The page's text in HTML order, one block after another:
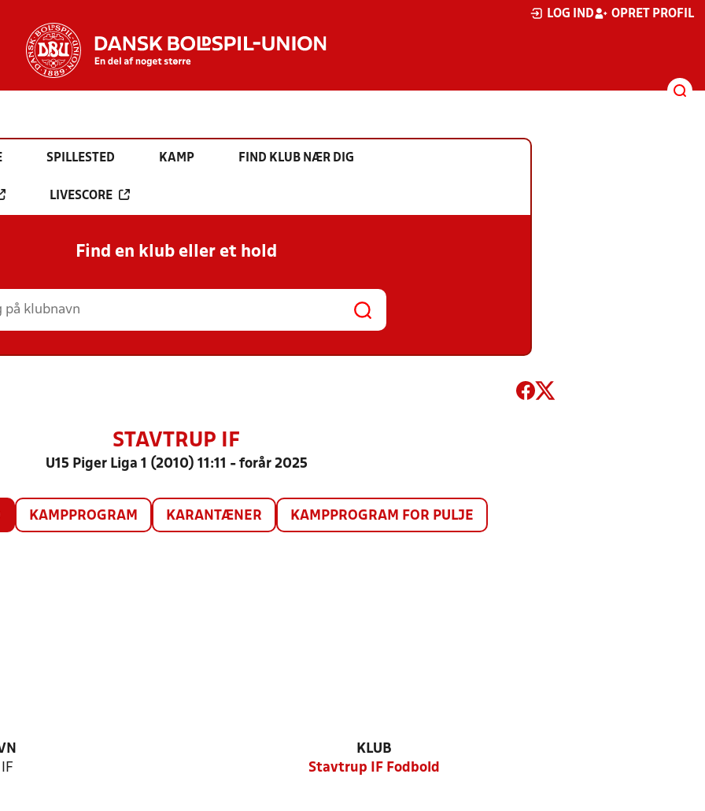
LOG IND OPRET PROFIL
SPILLESTED KAMP FIND KLUB NÆR DIG
LIVESCORE
Find en klub eller et hold
STAVTRUP IF
U15 Piger Liga 1 (2010) 11:11 - forår 2025
KAMPPROGRAM KARANTÆNER KAMPPROGRAM FOR PULJE
KLUB
Stavtrup IF Fodbold